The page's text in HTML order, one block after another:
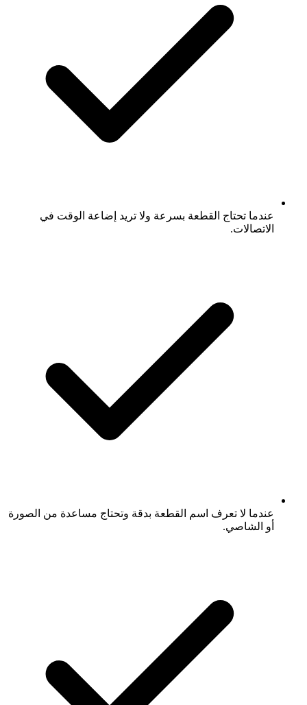
عندما تحتاج القطعة بسرعة ولا تريد إضاعة الوقت في
الاتصالات.
عندما لا تعرف اسم القطعة بدقة وتحتاج مساعدة من الصورة
أو الشاصي.